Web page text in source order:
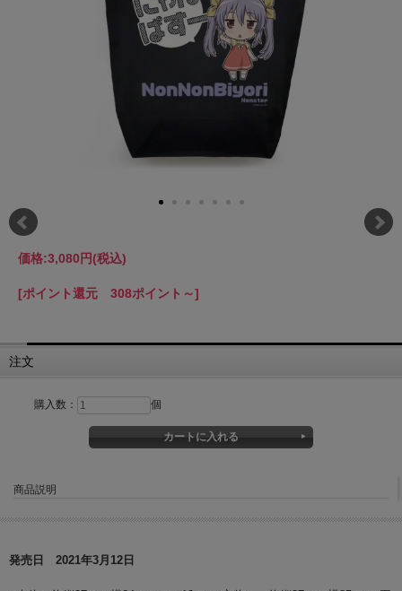
価格:3,080円(税込)
[ポイント還元 308ポイント～]
注文
購入数： 個
商品説明
発売日 2021年3月12日